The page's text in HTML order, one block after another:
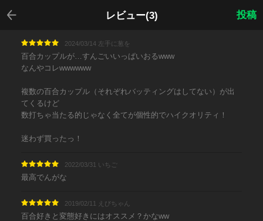
レビュー(3)
戻る
投稿
2024/03/14 左手に葱を
百合カップルが…すんごいいっぱいおるwww
なんやコレwwwwww
複数の百合カップル（それぞれバッティングはしてない）が出
てくるけど
数打ちゃ当たる的じゃなく全てが個性的でハイクオリティ！
迷わず買ったっ！
2022/03/31 いちご
最高でんがな
2019/02/11 えびちゃん
百合好きと変態好きにはオススメ？かなww